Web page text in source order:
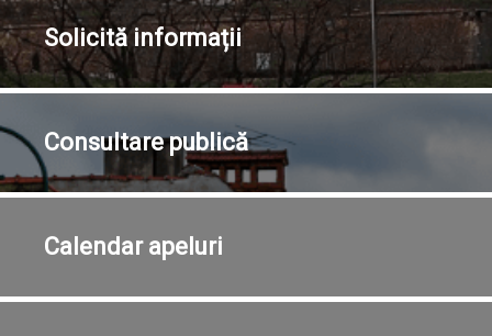
Solicităinformații
Consultarepublică
Calendar apeluri